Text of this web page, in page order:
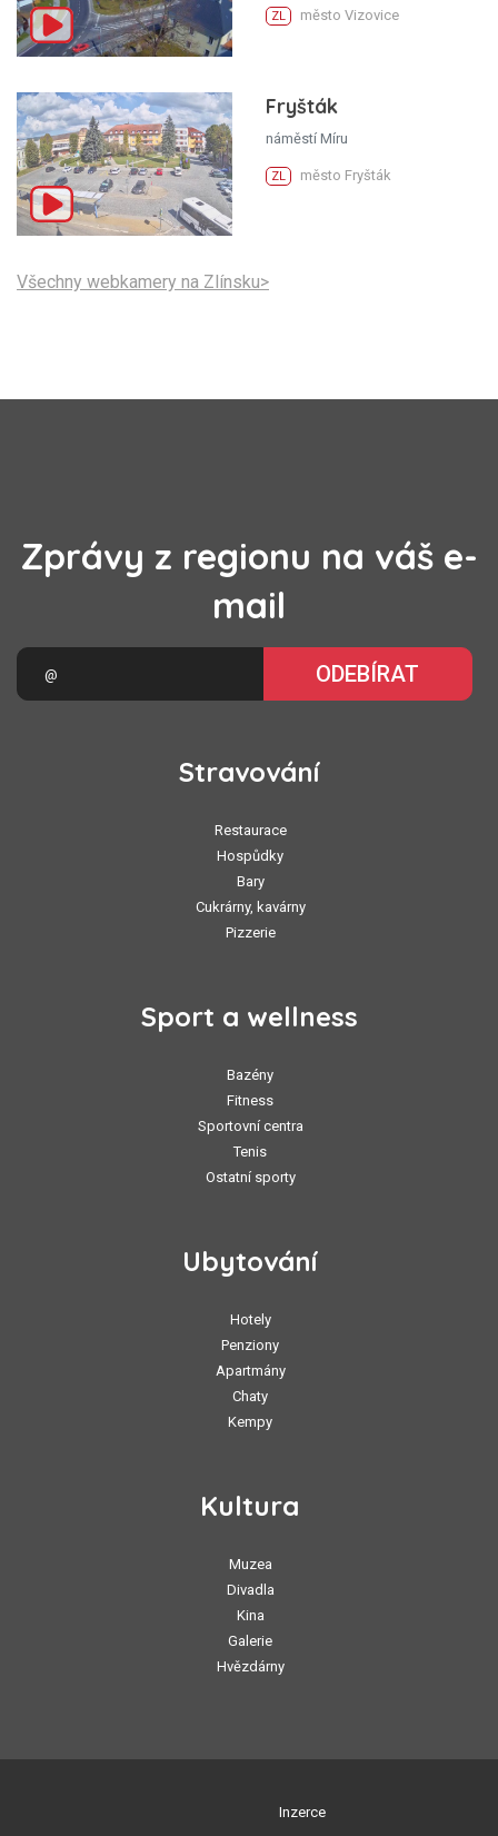
ZL město Vizovice
Fryšták
náměstí Míru
ZL město Fryšták
Všechny webkamery na Zlínsku>
Zprávy z regionu na váš e-
mail
ODEBÍRAT
Stravování
Restaurace
Hospůdky
Bary
Cukrárny, kavárny
Pizzerie
Sport a wellness
Bazény
Fitness
Sportovní centra
Tenis
Ostatní sporty
Ubytování
Hotely
Penziony
Apartmány
Chaty
Kempy
Kultura
Muzea
Divadla
Kina
Galerie
Hvězdárny
Inzerce